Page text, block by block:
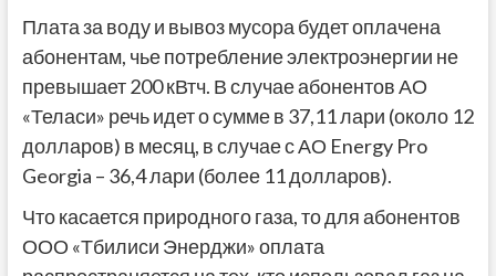
Плата за воду и вывоз мусора будет оплачена
абонентам, чье потребление электроэнергии не
превышает 200 кВтч. В случае абонентов АО
«Теласи» речь идет о сумме в 37,11 лари (около 12
долларов) в месяц, в случае с АО Energy Pro
Georgia – 36,4 лари (более 11 долларов).
Что касается природного газа, то для абонентов
ООО «Тбилиси Энерджи» оплата